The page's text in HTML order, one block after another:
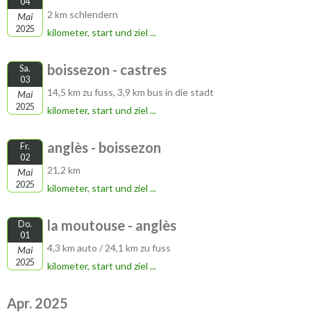
Mai
2025
2 km schlendern
kilometer, start und ziel ...
Sa.
03
Mai
2025
boissezon - castres
14,5 km zu fuss, 3,9 km bus in die stadt
kilometer, start und ziel ...
Fr.
02
Mai
2025
anglès - boissezon
21,2 km
kilometer, start und ziel ...
Do.
01
Mai
2025
la moutouse - anglès
4,3 km auto / 24,1 km zu fuss
kilometer, start und ziel ...
Apr. 2025